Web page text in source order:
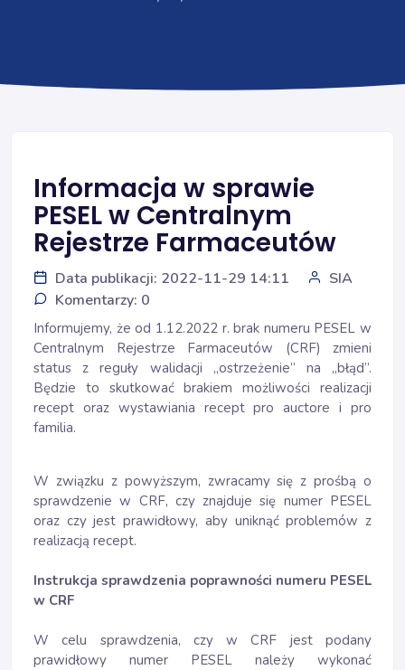
Informacja w sprawie
PESEL w Centralnym
Rejestrze Farmaceutów
Data publikacji: 2022-11-29 14:11
SIA
Komentarzy: 0
Informujemy, że od 1.12.2022 r. brak numeru PESEL w
Centralnym Rejestrze Farmaceutów (CRF) zmieni
status z reguły walidacji „ostrzeżenie” na „błąd”.
Będzie to skutkować brakiem możliwości realizacji
recept oraz wystawiania recept pro auctore i pro
familia.
W związku z powyższym, zwracamy się z prośbą o
sprawdzenie w CRF, czy znajduje się numer PESEL
oraz czy jest prawidłowy, aby uniknąć problemów z
realizacją recept.
Instrukcja sprawdzenia poprawności numeru PESEL
w CRF
W celu sprawdzenia, czy w CRF jest podany
prawidłowy numer PESEL należy wykonać